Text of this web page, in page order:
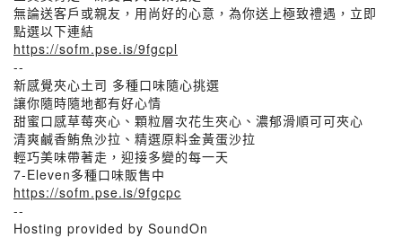
無論送客戶或親友，用尚好的心意，為你送上極致禮遇，立即
點選以下連結
https://sofm.pse.is/9fgcpl
--
新感覺夾心土司 多種口味隨心挑選
讓你隨時隨地都有好心情
甜蜜口感草莓夾心、顆粒層次花生夾心、濃郁滑順可可夾心
清爽鹹香鮪魚沙拉、精選原料金黃蛋沙拉
輕巧美味帶著走，迎接多變的每一天
7-Eleven多種口味販售中
https://sofm.pse.is/9fgcpc
--
Hosting provided by SoundOn